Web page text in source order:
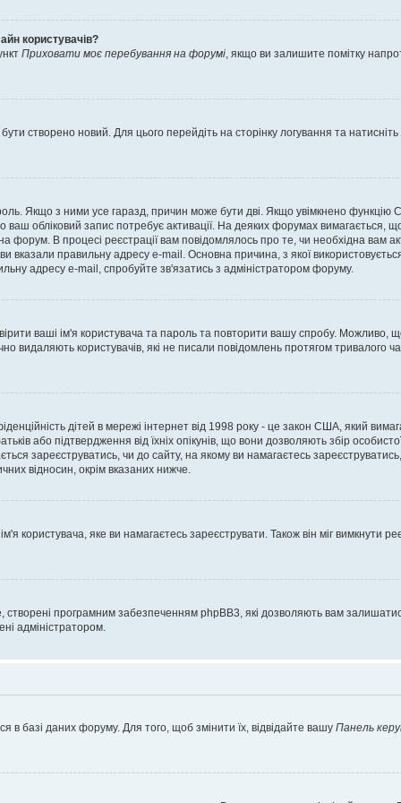
користувачів?
Приховати моє перебування на форумі, якщо ви залишите помітку
створено новий. Для цього перейдіть на сторінку логування та натисніть
Якщо з ними усе гаразд, причин може бути дві. Якщо увімкнено функцію
обліковий запис потребує активації. На деяких форумах вимагається,
форум. В процесі реєстрації вам повідомлялось про те, чи необхідна
вказали правильну адресу e-mail. Основна причина, з якої
адресу e-mail, спробуйте зв'язатись з адміністратором форуму.
ваші ім'я користувача та пароль та повторити вашу спробу. Можливо,
видаляють користувачів, які не писали повідомлень протягом
дітей в мережі інтернет від 1998 року - це закон США, який
або підтвердження від їхніх опікунів, що вони дозволяють збір
зареєструватись, чи до сайту, на якому ви намагаєтесь
відносин, окрім вказаних нижче.
яке ви намагаєтесь зареєструвати. Також він міг вимкнути
програмним забезпеченням phpBB3, які дозволяють вам
адміністратором.
в базі даних форуму. Для того, щоб змінити їх, відвідайте вашу Панель